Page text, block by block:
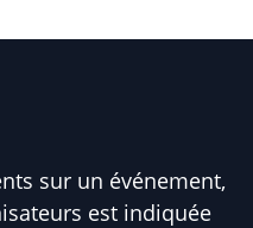
sur un événement,
est indiquée